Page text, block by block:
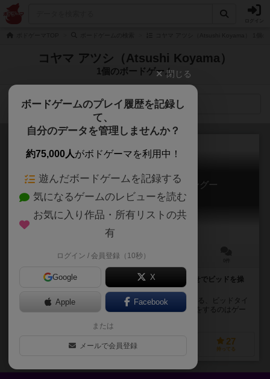
コヤマ アツシ（Atsushi Koyama）
1個のボードゲーム
検索メニュー
どろんーニンジャ トリックテイキングー
DORON - Ninja Trick taking -
20～30分
不要な戦からは『どろん』と退散！カードの組み合わせでビッドを操
配られた9枚の手札から、自身が何度戦に勝つか予想する、ビッドタイ
プのトリックテイキングゲームです。 ただし、ビッドをするのはゲー
31
経験あり
27
持ってる
閉じる
ボードゲームのプレイ履歴を記録し
て、
自分のデータを管理しませんか？
約75,000人がボドゲーマを利用中！
遊んだボードゲームを記録する
気になるゲームのレビューを読む
お気に入り作品・所有リストの共
有
ログイン / 会員登録（10秒）
Google X
Apple Facebook
または
メールで会員登録